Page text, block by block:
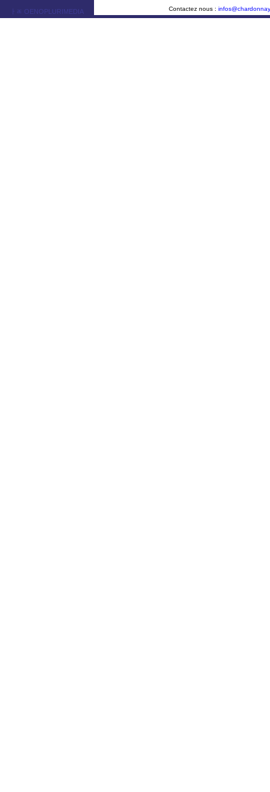
ￂﾮ OENOPLURIMEDIA
Contactez nous :